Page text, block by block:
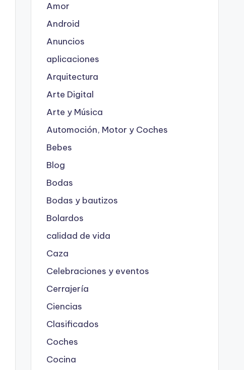
Amor
Android
Anuncios
aplicaciones
Arquitectura
Arte Digital
Arte y Música
Automoción, Motor y Coches
Bebes
Blog
Bodas
Bodas y bautizos
Bolardos
calidad de vida
Caza
Celebraciones y eventos
Cerrajería
Ciencias
Clasificados
Coches
Cocina